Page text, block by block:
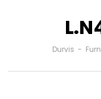
Durvis -